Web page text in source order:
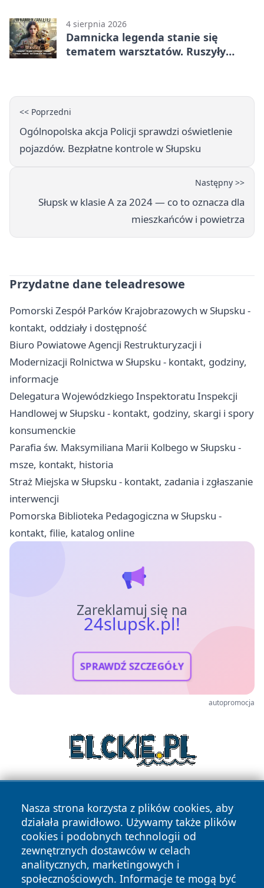
4 sierpnia 2026
Damnicka legenda stanie się
tematem warsztatów. Ruszyły
<< Poprzedni
Ogólnopolska akcja Policji sprawdzi oświetlenie
pojazdów. Bezpłatne kontrole w Słupsku
Następny >>
Słupsk w klasie A za 2024 — co to oznacza dla
mieszkańców i powietrza
Przydatne dane teleadresowe
Pomorski Zespół Parków Krajobrazowych w Słupsku -
kontakt, oddziały i dostępność
Biuro Powiatowe Agencji Restrukturyzacji i
Modernizacji Rolnictwa w Słupsku - kontakt, godziny,
informacje
Delegatura Wojewódzkiego Inspektoratu Inspekcji
Handlowej w Słupsku - kontakt, godziny, skargi i spory
konsumenckie
Parafia św. Maksymiliana Marii Kolbego w Słupsku -
msze, kontakt, historia
Straż Miejska w Słupsku - kontakt, zadania i zgłaszanie
interwencji
Pomorska Biblioteka Pedagogiczna w Słupsku -
kontakt, filie, katalog online
Zareklamuj się na
24slupsk.pl!
SPRAWDŹ SZCZEGÓŁY
autopromocja
Nasza strona korzysta z plików cookies, aby
działała prawidłowo. Używamy także plików
cookies i podobnych technologii od
zewnętrznych dostawców w celach
analitycznych, marketingowych i
społecznościowych. Informacje te mogą być
Copyright © 2026 24slupsk.pl Wszystkie prawa zastrzeżone.